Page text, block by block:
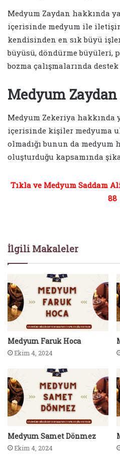
Medyum Zaydan hakkında
içerisinde medyum ile
kendisinden en sık büyü
büyüsü, döndürme büyüleri,
bozma çalışmalarında
Medyum
Medyum Zekeriya hakkında
içerisinde kişiler medyuma
olmadığı bunun da
oluşturduğu kapsamında
Tıkla ve Medyum Saddam
88
İlgili Makaleler
Medyum Faruk Hoca
Ekim 4, 2024
Medyum Samet Dönmez
Ekim 4, 2024